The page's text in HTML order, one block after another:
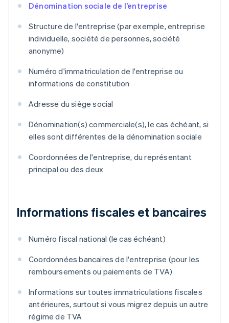
Dénomination sociale de l’entreprise
Structure de l'entreprise (par exemple, entreprise
individuelle, société de personnes, société
anonyme)
Numéro d'immatriculation de l'entreprise ou
informations de constitution
Adresse du siège social
Dénomination(s) commerciale(s), le cas échéant, si
elles sont différentes de la dénomination sociale
Coordonnées de l'entreprise, du représentant
principal ou des deux
Informations fiscales et bancaires
Numéro fiscal national (le cas échéant)
Coordonnées bancaires de l'entreprise (pour les
remboursements ou paiements de TVA)
Informations sur toutes immatriculations fiscales
antérieures, surtout si vous migrez depuis un autre
régime de TVA